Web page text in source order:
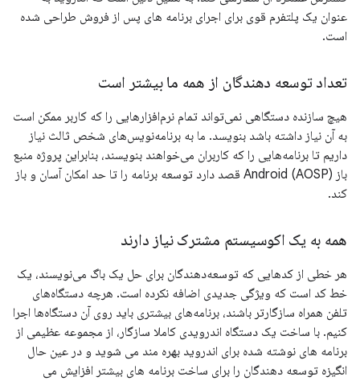
عنوان یک پلتفرم قوی برای اجرای برنامه های پس از فروش طراحی شده
است.
تعداد توسعه دهندگان از همه ما بیشتر است
هیچ سازنده دستگاهی نمی‌تواند تمام نرم‌افزارهایی را که کاربر ممکن است
به آن نیاز داشته باشد بنویسد. ما به برنامه‌نویس‌های شخص ثالث نیاز
داریم تا برنامه‌هایی را که کاربران می‌خواهند بنویسند، بنابراین پروژه منبع
باز Android (AOSP) قصد دارد توسعه برنامه را تا حد امکان آسان و باز
کند.
همه به یک اکوسیستم مشترک نیاز دارند
هر خطی از کدهایی که توسعه‌دهندگان برای حل یک باگ می‌نویسند، یک
خط کد است که ویژگی جدیدی اضافه نکرده است. هرچه دستگاه‌های
تلفن همراه سازگارتر باشند، برنامه‌های بیشتری باید روی آن دستگاه‌ها اجرا
کنیم. با ساخت یک دستگاه اندرویدی کاملا سازگار، از مجموعه عظیمی از
برنامه های نوشته شده برای اندروید بهره مند می شوید و در عین حال
انگیزه توسعه دهندگان را برای ساخت برنامه های بیشتر افزایش می